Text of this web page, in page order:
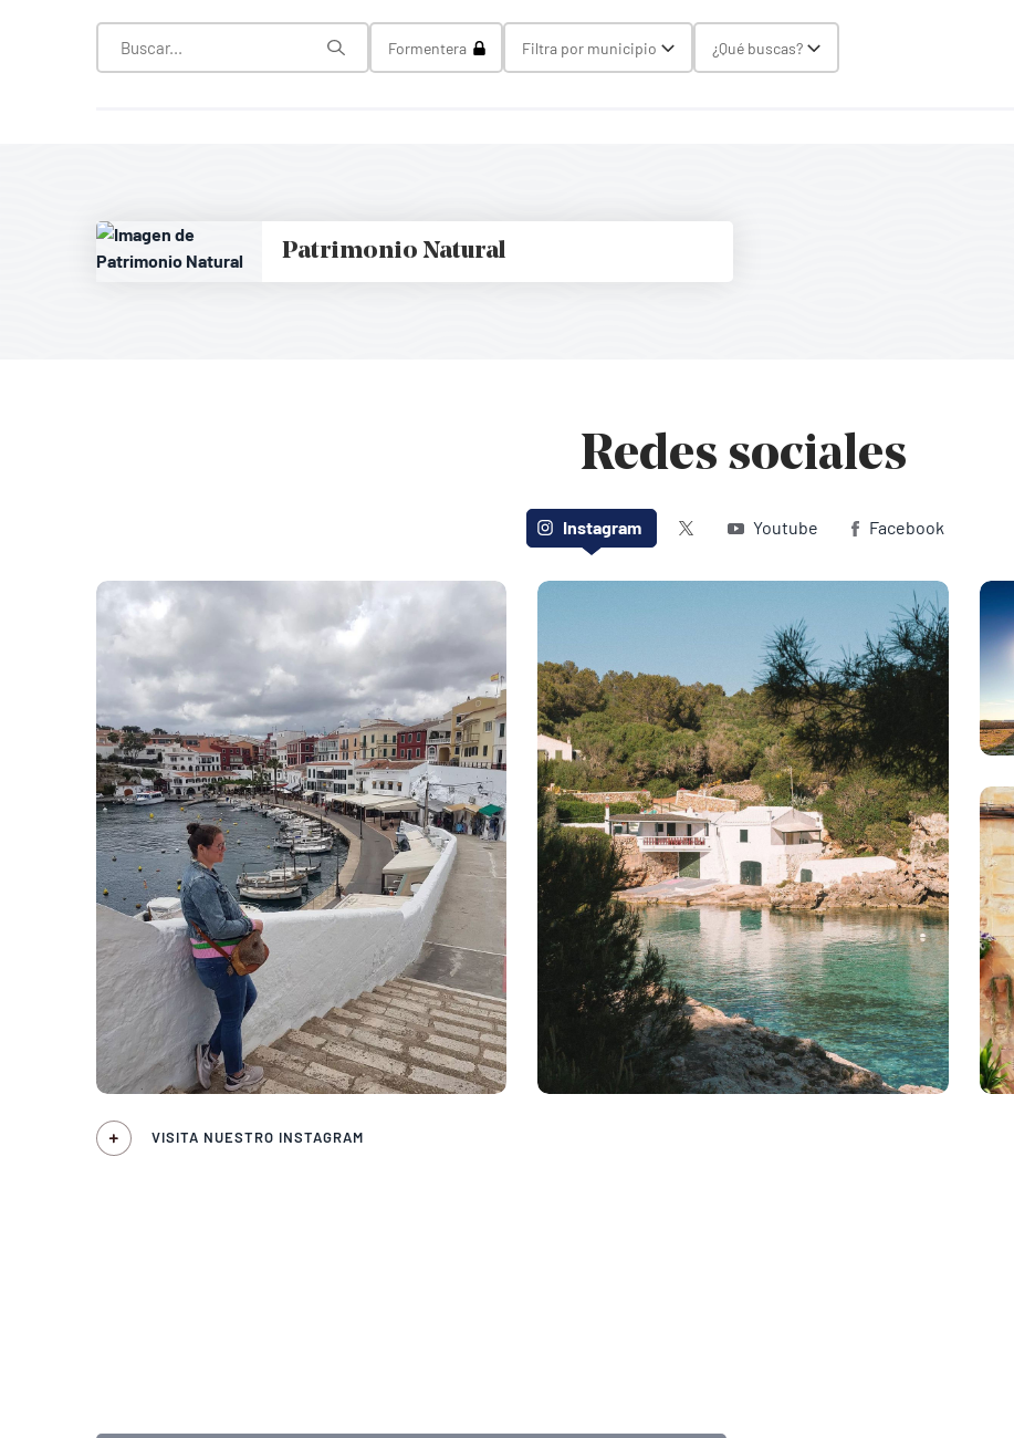
Toggle Select
Formentera Toggle Select
Filtra por municipio Toggle Select
¿Qué buscas?
Patrimonio Natural
Redes sociales
Instagram Twitter (X)Youtube Facebook
VISITA NUESTRO INSTAGRAM